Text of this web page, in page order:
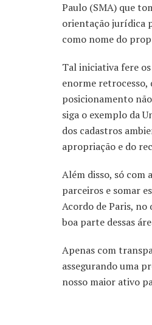
Paulo (SMA) que
orientação jurídica
como nome do
Tal iniciativa fere
enorme retrocesso,
posicionamento
siga o exemplo da
dos cadastros
apropriação e do
Além disso, só com
parceiros e somar
Acordo de Paris, no
boa parte dessas
Apenas com
assegurando uma
nosso maior ativo